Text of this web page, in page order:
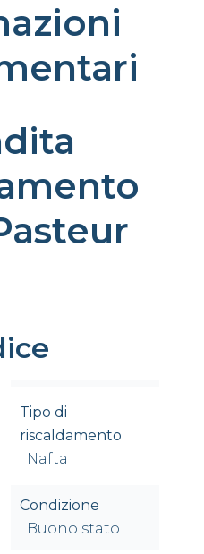
Tipo di
riscaldamento
Nafta
Condizione
Buono stato